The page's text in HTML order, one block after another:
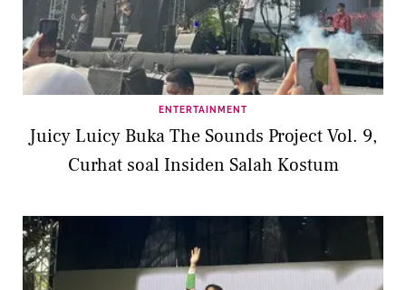
ENTERTAINMENT
Juicy Luicy Buka The Sounds Project Vol. 9,
Curhat soal Insiden Salah Kostum